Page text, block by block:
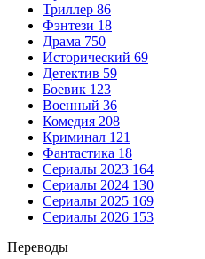
Триллер 86
Фэнтези 18
Драма 750
Исторический 69
Детектив 59
Боевик 123
Военный 36
Комедия 208
Криминал 121
Фантастика 18
Сериалы 2023 164
Сериалы 2024 130
Сериалы 2025 169
Сериалы 2026 153
Переводы